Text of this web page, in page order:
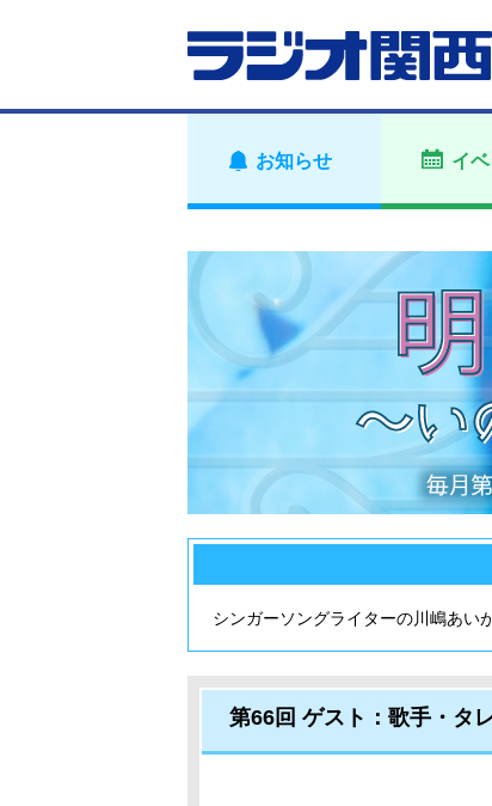
お知らせ イ
シンガーソングライターの川嶋あい
第66回 ゲスト：歌手・タ